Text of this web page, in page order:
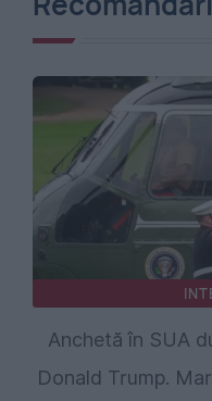
Anchetă în SUA
Donald Trump.